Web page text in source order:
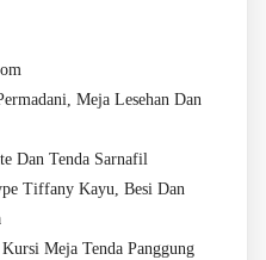
Meja Lesehan Dan
Dan Tenda Sarnafil
Tiffany Kayu, Besi Dan
Meja Tenda Panggung